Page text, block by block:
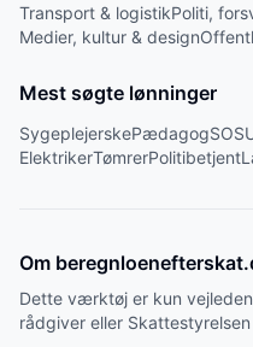
Transport & logistikPoliti,
Medier, kultur & design
Mest søgte lønninger
SygeplejerskePædagog
ElektrikerTømrerPolitibetjent
Om
Dette værktøj er kun
rådgiver eller